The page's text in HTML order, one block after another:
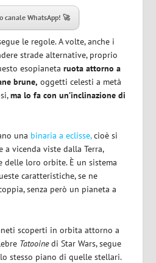
canale WhatsApp! 🚀
le regole. A volte, anche i
strade alternative, proprio
esopianetaruota attorno a
brune, oggetti celesti a metà
ma lo fa con un’inclinazione di
una binaria a eclisse,cioè si
a vicenda viste dalla Terra,
delle loro orbite. È un sistema
caratteristiche, se ne
senza però un pianeta a
scoperti in orbita attorno a
Tatooinedi Star Wars, segue
stesso piano di quelle stellari.